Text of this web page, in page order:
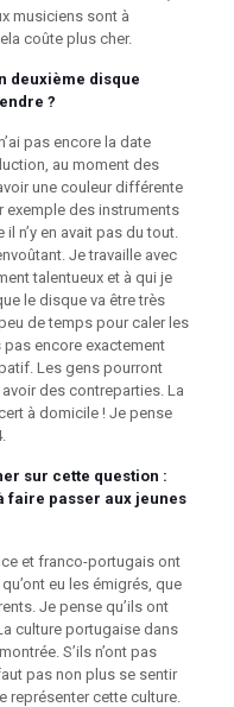
musiciens sont à
coûte plus cher.
deuxième disque
?
pas encore la date
au moment des
une couleur différente
exemple des instruments
n’y en avait pas du tout.
Je travaille avec
talentueux et à qui je
le disque va être très
de temps pour caler les
pas encore exactement
Les gens pourront
des contreparties. La
à domicile ! Je pense
sur cette question :
faire passer aux jeunes
et franco-portugais ont
eu les émigrés, que
Je pense qu’ils ont
culture portugaise dans
S’ils n’ont pas
pas non plus se sentir
représenter cette culture.